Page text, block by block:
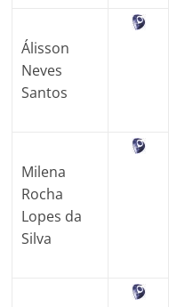
Álisson
Neves
Santos
Milena
Rocha
Lopes da
Silva